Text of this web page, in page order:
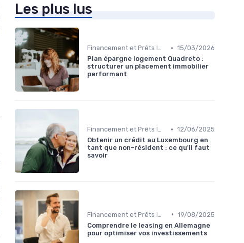
Les plus lus
Financement et Prêts Immobiliers • 15/03/2026
Plan épargne logement Quadreto :
structurer un placement immobilier
performant
Financement et Prêts Immobiliers • 12/06/2025
Obtenir un crédit au Luxembourg en
tant que non-résident : ce qu'il faut
savoir
• 19/08/2025
Comprendre le leasing en Allemagne
pour optimiser vos investissements